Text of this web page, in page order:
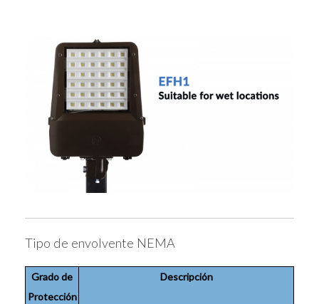
Tipo de envolvente NEMA
Grado de
Protección
Descripción